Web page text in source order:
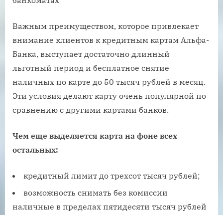
Важным преимуществом, которое привлекает
внимание клиентов к кредитным картам Альфа-
Банка, выступает достаточно длинный
льготный период и бесплатное снятие
наличных по карте до 50 тысяч рублей в месяц.
Эти условия делают карту очень популярной по
сравнению с другими картами банков.
Чем еще выделяется карта на фоне всех
остальных:
кредитный лимит до трехсот тысяч рублей;
возможность снимать без комиссии
наличные в пределах пятидесяти тысяч рублей